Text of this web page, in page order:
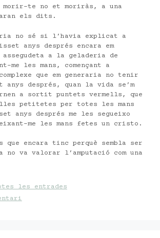
te no et moriràs, a una
els dits.
no sé si l’havia explicat a
anys després encara em
a la geladeria de
me les mans, començant a
que em generaria no tenir
després, quan la vida se’m
a sortit puntets vermells, que
petitetes per totes les mans
anys després me les segueixo
me les mans fetes un cristo.
que encara tinc perquè sembla ser
no va valorar l’amputació com una
les entrades